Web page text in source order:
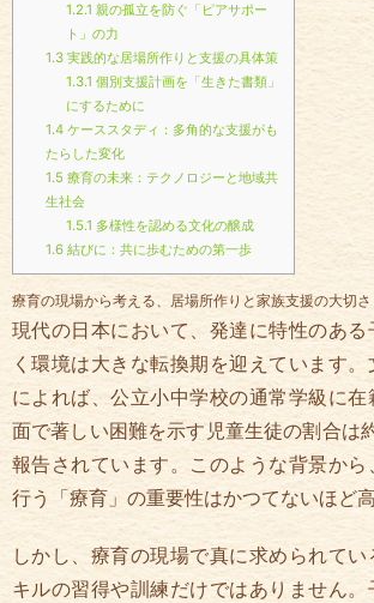
1.2.1 親の孤立を防ぐ「ピアサポー
ト」の力
1.3 実践的な居場所作りと支援の具体策
1.3.1 個別支援計画を「生きた書類」
にするために
1.4 ケーススタディ：多角的な支援がも
たらした変化
1.5 療育の未来：テクノロジーと地域共
生社会
1.5.1 多様性を認める文化の醸成
1.6 結びに：共に歩むための第一歩
療育の現場から考える、居場所作りと家族支援の大切さ
現代の日本において、発達に特性のある
く環境は大きな転換期を迎えています
によれば、公立小中学校の通常学級に
面で著しい困難を示す児童生徒の割合は
報告されています。このような背景から
行う「療育」の重要性はかつてないほど
しかし、療育の現場で真に求められて
キルの習得や訓練だけではありません。